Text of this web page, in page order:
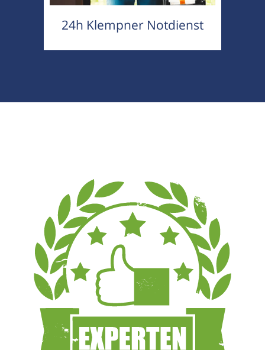
24h Klempner Notdienst